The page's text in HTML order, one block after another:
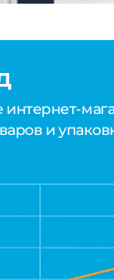
и